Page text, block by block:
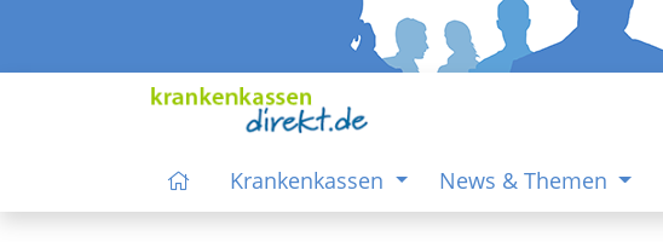
Krankenkassen News & Themen